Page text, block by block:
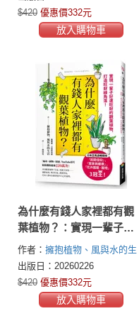
$420 優惠價332元
放入購物車
為什麼有錢人家裡都有觀
葉植物？：實現一輩子好
運旺財的觀葉植物，打造
旺財綠角落！
作者： 擁抱植物、風與水的生
活
出版日：20260226
$420 優惠價332元
放入購物車